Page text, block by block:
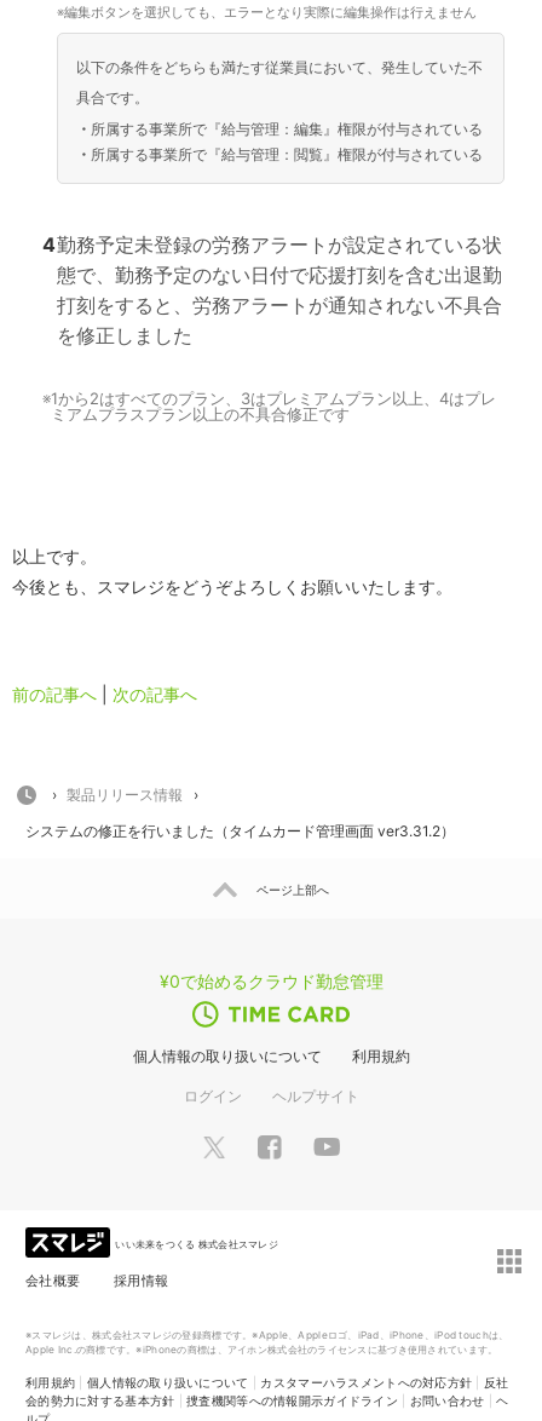
※編集ボタンを選択しても、エラーとなり実際に編集操作は行えません
以下の条件をどちらも満たす従業員において、発生していた不
具合です。
・ 所属する事業所で『給与管理：編集』権限が付与されている
・ 所属する事業所で『給与管理：閲覧』権限が付与されている
4勤務予定未登録の労務アラートが設定されている状
態で、勤務予定のない日付で応援打刻を含む出退勤
打刻をすると、労務アラートが通知されない不具合
を修正しました
※1から2はすべてのプラン、3はプレミアムプラン以上、4はプレ
ミアムプラスプラン以上の不具合修正です
以上です。
今後とも、スマレジをどうぞよろしくお願いいたします。
前の記事へ 次の記事へ
HOME
› 製品リリース情報
›
システムの修正を行いました（タイムカード管理画面 ver3.31.2）
ページ上部へ
¥0で始めるクラウド勤怠管理
個人情報の取り扱いについて 利用規約
ログイン ヘルプサイト
いい未来をつくる 株式会社スマレジ
会社概要 採用情報
※スマレジは、株式会社スマレジの登録商標です。※Apple、Appleロゴ、iPad、iPhone、iPod touchは、
Apple Inc.の商標です。※iPhoneの商標は、アイホン株式会社のライセンスに基づき使用されています。
利用規約 個人情報の取り扱いについて カスタマーハラスメントへの対応方針
反社
会的勢力に対する基本方針 |捜査機関等への情報開示ガイドライン お問い合わせ |ヘ